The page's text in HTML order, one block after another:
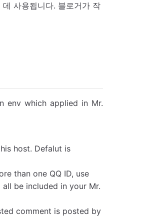
사용됩니다. 블로거가 작
env which applied in Mr.
host. Defalut is
than one QQ ID, use
all be included in your Mr.
comment is posted by